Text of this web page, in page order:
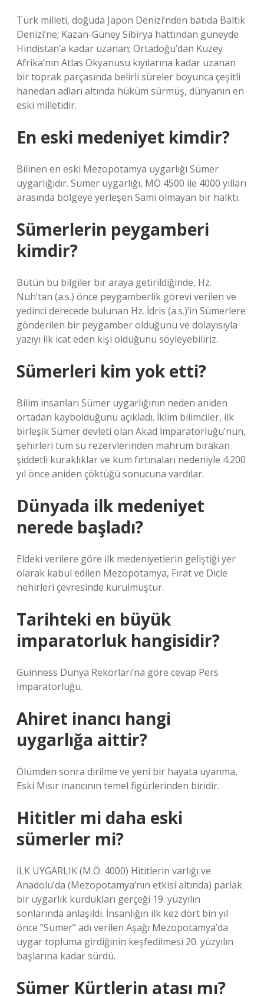
Türk milleti, doğuda Japon Denizi’nden batıda Baltık
Denizi’ne; Kazan-Güney Sibirya hattından güneyde
Hindistan’a kadar uzanan; Ortadoğu’dan Kuzey
Afrika’nın Atlas Okyanusu kıyılarına kadar uzanan
bir toprak parçasında belirli süreler boyunca çeşitli
hanedan adları altında hüküm sürmüş, dünyanın en
eski milletidir.
En eski medeniyet kimdir?
Bilinen en eski Mezopotamya uygarlığı Sümer
uygarlığıdır. Sümer uygarlığı, MÖ 4500 ile 4000 yılları
arasında bölgeye yerleşen Sami olmayan bir halktı.
Sümerlerin peygamberi
kimdir?
Bütün bu bilgiler bir araya getirildiğinde, Hz.
Nuh’tan (a.s.) önce peygamberlik görevi verilen ve
yedinci derecede bulunan Hz. İdris (a.s.)’in Sümerlere
gönderilen bir peygamber olduğunu ve dolayısıyla
yazıyı ilk icat eden kişi olduğunu söyleyebiliriz.
Sümerleri kim yok etti?
Bilim insanları Sümer uygarlığının neden aniden
ortadan kaybolduğunu açıkladı. İklim bilimciler, ilk
birleşik Sümer devleti olan Akad İmparatorluğu’nun,
şehirleri tüm su rezervlerinden mahrum bırakan
şiddetli kuraklıklar ve kum fırtınaları nedeniyle 4.200
yıl önce aniden çöktüğü sonucuna vardılar.
Dünyada ilk medeniyet
nerede başladı?
Eldeki verilere göre ilk medeniyetlerin geliştiği yer
olarak kabul edilen Mezopotamya, Fırat ve Dicle
nehirleri çevresinde kurulmuştur.
Tarihteki en büyük
imparatorluk hangisidir?
Guinness Dünya Rekorları’na göre cevap Pers
İmparatorluğu.
Ahiret inancı hangi
uygarlığa aittir?
Ölümden sonra dirilme ve yeni bir hayata uyanma,
Eski Mısır inancının temel figürlerinden biridir.
Hititler mi daha eski
sümerler mi?
İLK UYGARLIK (M.Ö. 4000) Hititlerin varlığı ve
Anadolu’da (Mezopotamya’nın etkisi altında) parlak
bir uygarlık kurdukları gerçeği 19. yüzyılın
sonlarında anlaşıldı. İnsanlığın ilk kez dört bin yıl
önce “Sümer” adı verilen Aşağı Mezopotamya’da
uygar topluma girdiğinin keşfedilmesi 20. yüzyılın
başlarına kadar sürdü.
Sümer Kürtlerin atası mı?